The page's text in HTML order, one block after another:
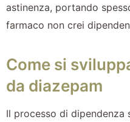
astinenza, portando
farmaco non crei
Come si
da diazepam
Il processo di dipendenza